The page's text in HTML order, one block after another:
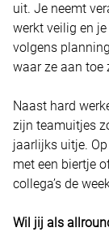
uit. Je neemt
werkt veilig en
volgens
waar ze aan toe
Naast hard
zijn teamuitjes
jaarlijks uitje.
met een biertje
collega’s de
Wil jij als